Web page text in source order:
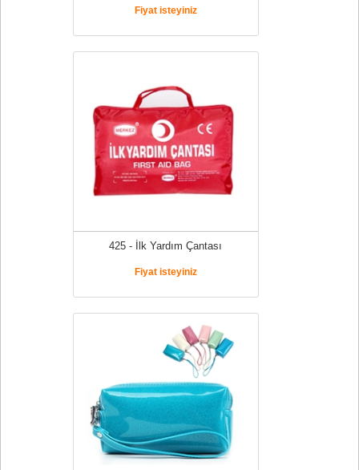
Fiyat isteyiniz
425 - İlk Yardım Çantası
Fiyat isteyiniz